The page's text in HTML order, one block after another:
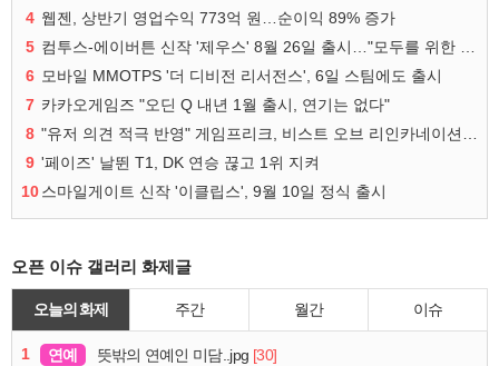
4 웹젠, 상반기 영업수익 773억 원…순이익 89% 증가
5
6 모바일 MMOTPS '더 디비전 리서전스', 6일 스팀에도 출시
7 카카오게임즈 "오딘 Q 내년 1월 출시, 연기는 없다"
8
9 '페이즈' 날뛴 T1, DK 연승 끊고 1위 지켜
10스마일게이트 신작 '이클립스', 9월 10일 정식 출시
오픈 이슈 갤러리 화제글
오늘의 화제 주간 월간 이슈
1 연예 뜻밖의 연예인 미담..jpg [30]